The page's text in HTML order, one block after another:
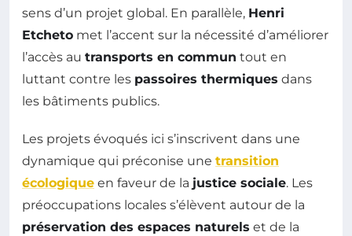
sens d’un projet global. En parallèle, Henri
Etcheto met l’accent sur la nécessité d’améliorer
l’accès au transports en commun tout en
luttant contre les passoires thermiques dans
les bâtiments publics.
Les projets évoqués ici s’inscrivent dans une
dynamique qui préconise une transition
écologique en faveur de la justice sociale. Les
préoccupations locales s’élèvent autour de la
préservation des espaces naturels et de la